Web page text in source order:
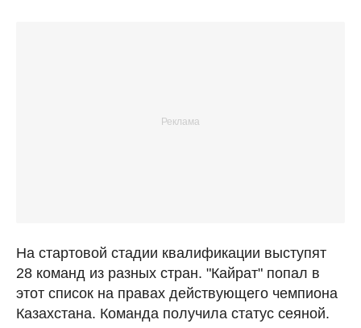
На стартовой стадии квалификации выступят
28 команд из разных стран. "Кайрат" попал в
этот список на правах действующего чемпиона
Казахстана. Команда получила статус сеяной.